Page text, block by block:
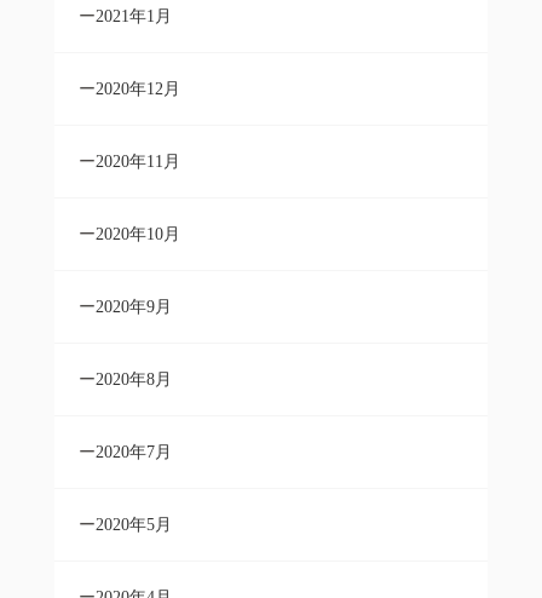
2021年1月
2020年12月
2020年11月
2020年10月
2020年9月
2020年8月
2020年7月
2020年5月